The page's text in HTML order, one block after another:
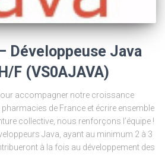
Développeuse Java
F (VS0AJAVA)
accompagner notre croissance
de France et écrire ensemble
collective, nous renforçons l’équipe !
Java, ayant au minimum 2 à 3
à la fois au développement des